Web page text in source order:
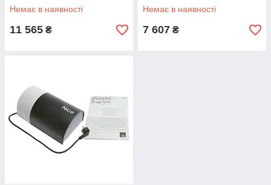
Немає в наявності
11 565 ₴
Немає в наявності
7 607 ₴